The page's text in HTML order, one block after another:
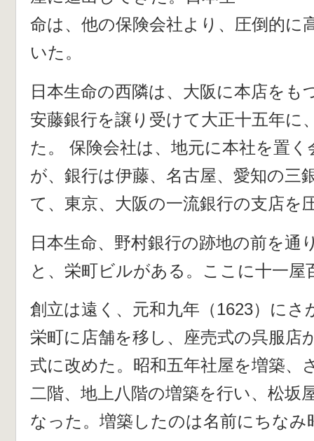
命は、他の保険会社より、圧倒的に
いた。
日本生命の西隣は、大阪に本店をも
安藤銀行を譲り受けて大正十五年に
た。 保険会社は、地元に本社を置
が、銀行は伊藤、名古屋、愛知の三
て、東京、大阪の一流銀行の支店を
日本生命、野村銀行の跡地の前を通
と、栄町ビルがある。ここに十一屋
創立は遠く、元和九年（1623）にさ
栄町に店舗を移し、座売式の呉服店
式に改めた。昭和五年社屋を増築、
二階、地上八階の増築を行い、松坂
なった。増築したのは名前にちなみ